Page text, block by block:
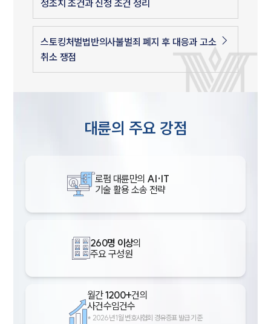
정조치 조건과 신청 조건 정리
스토킹처벌법반의사불벌죄 폐지 후 대응과 고소
취소 쟁점
대륜의 주요 강점
로펌 대륜만의 AI·IT
기술 활용 소송 전략
260명 이상의
주요 구성원
월간1200+건의
사건수임건수
* 2026년 1월 변호사협회 경유증표 발급 기준